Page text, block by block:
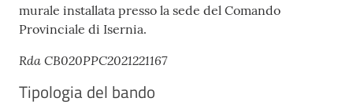
murale installata presso la sede del Comando
Provinciale di Isernia.
Rda CB020PPC2021221167
Tipologia del bando